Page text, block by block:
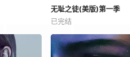
无耻之徒(美版)第一季
已完结